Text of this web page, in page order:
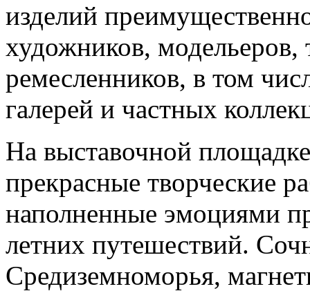
изделий
художников, модельеров,
ремесленников, в том
галерей и частных
На выставочной
прекрасные творческие
наполненные эмоциями
летних путешествий.
Средиземноморья,